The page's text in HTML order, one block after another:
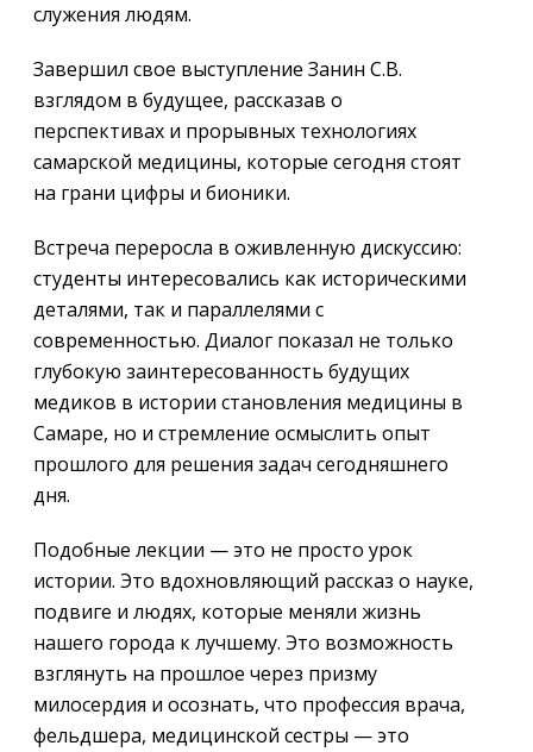
служения людям.
Завершил свое выступление Занин С.В.
взглядом в будущее, рассказав о
перспективах и прорывных технологиях
самарской медицины, которые сегодня стоят
на грани цифры и бионики.
Встреча переросла в оживленную дискуссию:
студенты интересовались как историческими
деталями, так и параллелями с
современностью. Диалог показал не только
глубокую заинтересованность будущих
медиков в истории становления медицины в
Самаре, но и стремление осмыслить опыт
прошлого для решения задач сегодняшнего
дня.
Подобные лекции — это не просто урок
истории. Это вдохновляющий рассказ о науке,
подвиге и людях, которые меняли жизнь
нашего города к лучшему. Это возможность
взглянуть на прошлое через призму
милосердия и осознать, что профессия врача,
фельдшера, медицинской сестры — это